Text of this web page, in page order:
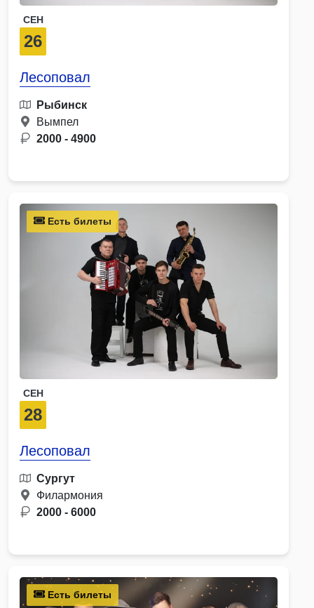
СЕН
26
Лесоповал
Рыбинск
Вымпел
2000 - 4900
Есть билеты
СЕН
28
Лесоповал
Сургут
Филармония
2000 - 6000
Есть билеты